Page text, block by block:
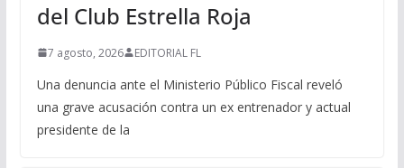
del Club Estrella Roja
7 agosto, 2026 EDITORIAL FL
Una denuncia ante el Ministerio Público Fiscal reveló
una grave acusación contra un ex entrenador y actual
presidente de la